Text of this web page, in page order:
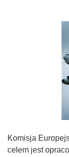
Komisja
celem jest